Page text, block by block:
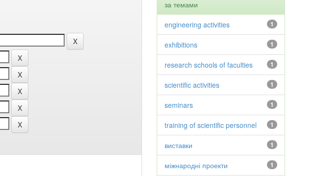
за темами
1
engineering activities
1
exhibitions
1
research schools of faculties
1
scientific activities
1
seminars
1
training of scientific personnel
1
виставки
1
міжнародні проекти